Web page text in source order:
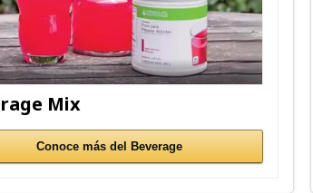
Mix
Conoce más del Beverage